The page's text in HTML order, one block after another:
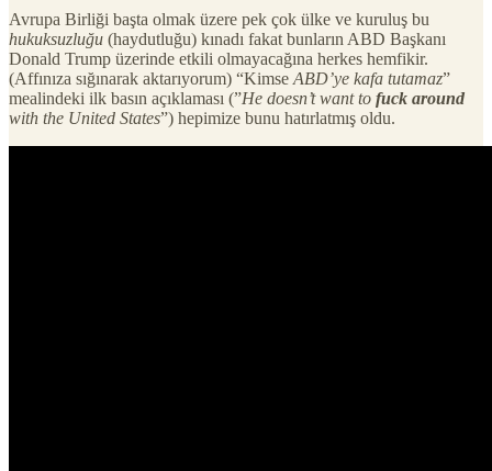
Avrupa Birliği başta olmak üzere pek çok ülke ve kuruluş bu
hukuksuzluğu (haydutluğu) kınadı fakat bunların ABD Başkanı
Donald Trump üzerinde etkili olmayacağına herkes hemfikir.
(Affınıza sığınarak aktarıyorum) “Kimse ABD’ye kafa tutamaz”
mealindeki ilk basın açıklaması (”He doesn’t want to fuck around
with the United States”) hepimize bunu hatırlatmış oldu.